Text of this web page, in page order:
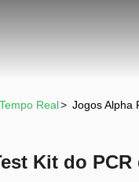
Real> Jogos Alpha
Kit do PCR